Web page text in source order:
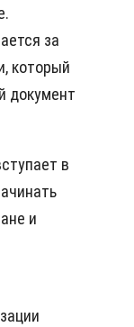
за
который
документ
в
и